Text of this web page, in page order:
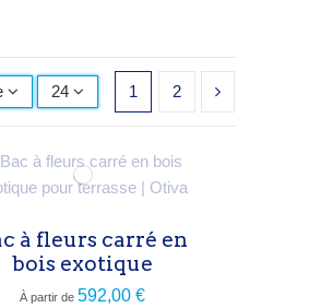
24 1 2
à fleurs carré en
bois exotique
À partir de592,00 €